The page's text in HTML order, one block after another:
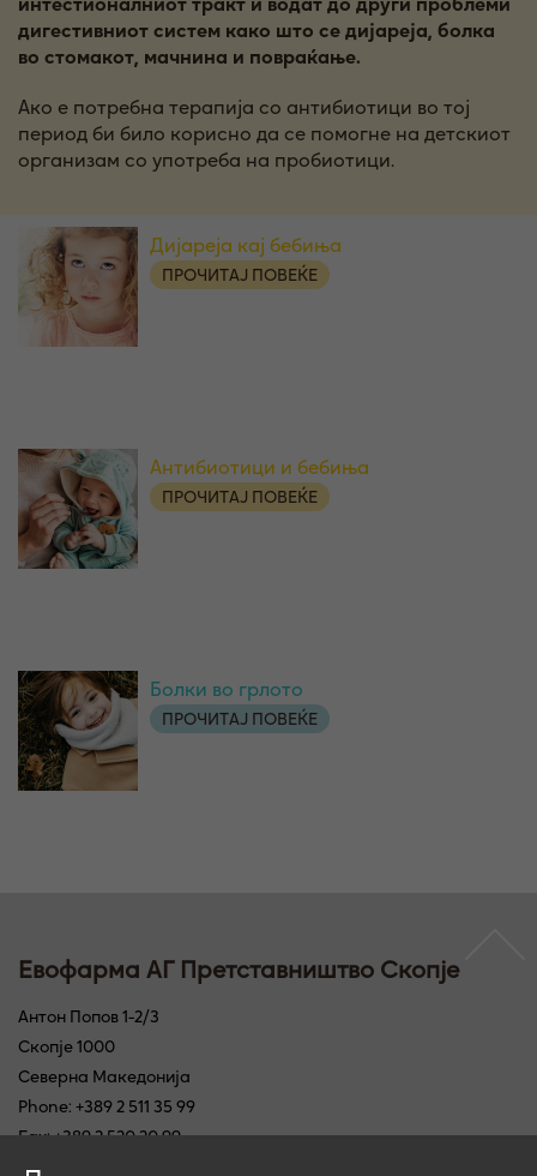
дигестивниот систем како што се дијареја, болка
во стомакот, мачнина и повраќање.
Ако е потребна терапија со антибиотици во тој
период би било корисно да се помогне на детскиот
организам со употреба на пробиотици.
Дијареја кај бебиња
ПРОЧИТАЈ ПОВЕЌЕ
Антибиотици и бебиња
ПРОЧИТАЈ ПОВЕЌЕ
Болки во грлото
ПРОЧИТАЈ ПОВЕЌЕ
Евофарма АГ Претставништво Скопје
Антон Попов 1-2/3
Скопје 1000
Северна Македонија
Phone: +389 2 511 35 99
Fax: +389 2 520 20 99
E-Mail: info@ewopharma.mk